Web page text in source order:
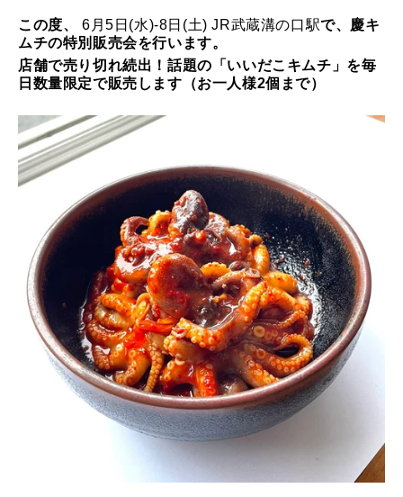
この度、 6月5日(水)-8日(土) JR武蔵溝の口駅で、慶キ
ムチの特別販売会を行います。
店舗で売り切れ続出！話題の「いいだこキムチ」を毎
日数量限定で販売します（お一人様2個まで）